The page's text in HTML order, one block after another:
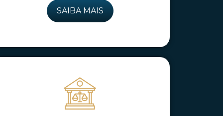
SAIBA MAIS